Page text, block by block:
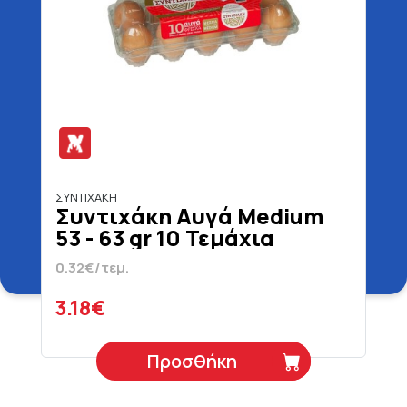
ΣΥΝΤΙΧΑΚΗ
Συντιχάκη Αυγά Medium
53 - 63 gr 10 Τεμάχια
0.32€/τεμ.
3.18€
Προσθήκη